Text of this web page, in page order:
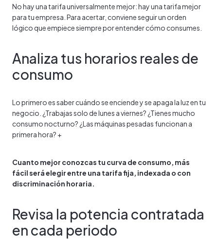
No hay una tarifa universalmente mejor: hay una tarifa mejor
para tu empresa. Para acertar, conviene seguir un orden
lógico que empiece siempre por entender cómo consumes.
Analiza tus horarios reales de
consumo
Lo primero es saber cuándo se enciende y se apaga la luz en tu
negocio. ¿Trabajas solo de lunes a viernes? ¿Tienes mucho
consumo nocturno? ¿Las máquinas pesadas funcionan a
primera hora? +
Cuanto mejor conozcas tu curva de consumo, más
fácil será elegir entre una tarifa fija, indexada o con
discriminación horaria.
Revisa la potencia contratada
en cada periodo